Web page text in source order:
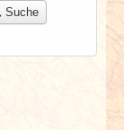
Suche